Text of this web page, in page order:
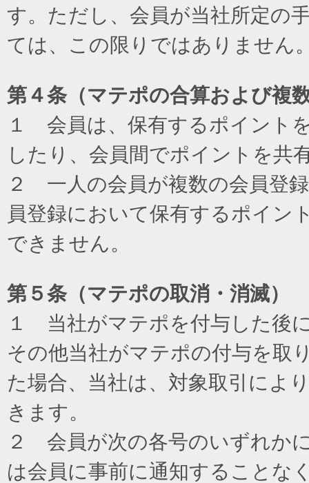
す。ただし、会員が当社所定の
ては、この限りではありません
第４条（マテポの合算および複
１ 会員は、保有するポイント
したり、会員間でポイントを共
２ 一人の会員が複数の会員登
員登録において保有するポイン
できません。
第５条（マテポの取消・消滅）
１ 当社がマテポを付与した後
その他当社がマテポの付与を取
た場合、当社は、対象取引によ
きます。
２ 会員が次の各号のいずれか
は会員に事前に通知することな